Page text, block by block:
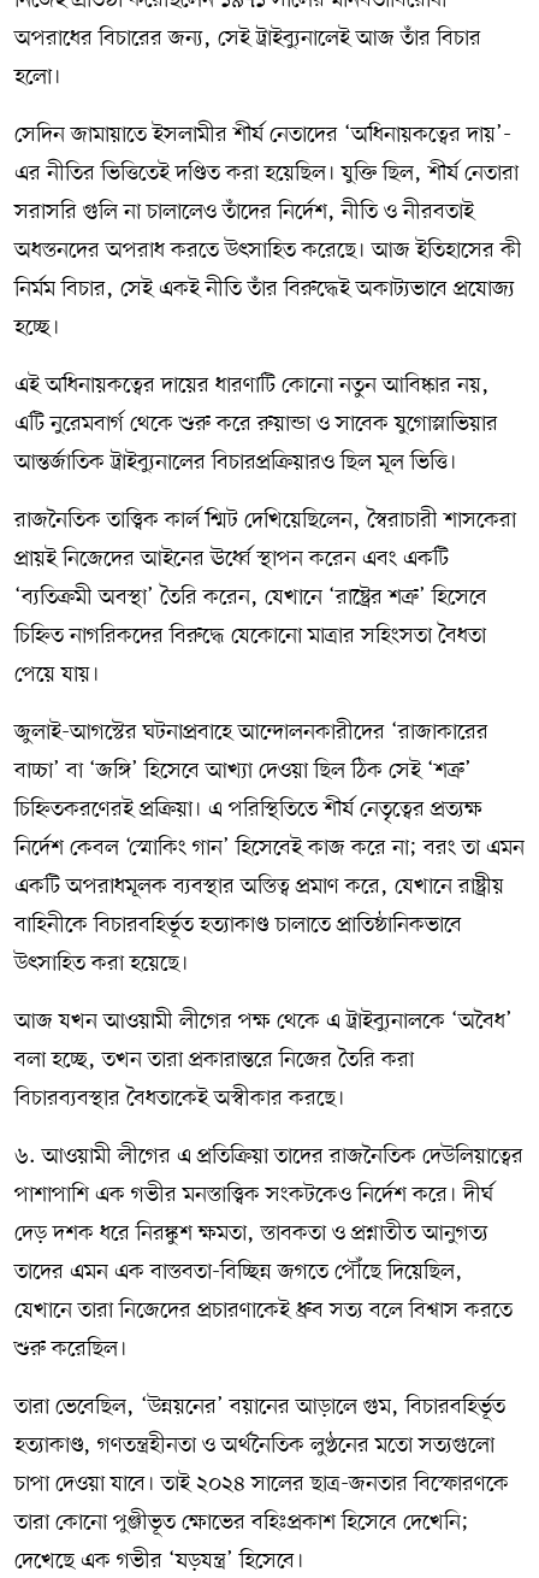
অপরাধের বিচারের জন্য, সেই ট্রাইব্যুনালেই আজ তাঁর বিচার
হলো।
সেদিন জামায়াতে ইসলামীর শীর্ষ নেতাদের ‘অধিনায়কত্বের দায়’-
এর নীতির ভিত্তিতেই দণ্ডিত করা হয়েছিল। যুক্তি ছিল, শীর্ষ নেতারা
সরাসরি গুলি না চালালেও তাঁদের নির্দেশ, নীতি ও নীরবতাই
অধস্তনদের অপরাধ করতে উৎসাহিত করেছে। আজ ইতিহাসের কী
নির্মম বিচার, সেই একই নীতি তাঁর বিরুদ্ধেই অকাট্যভাবে প্রযোজ্য
হচ্ছে।
এই অধিনায়কত্বের দায়ের ধারণাটি কোনো নতুন আবিষ্কার নয়,
এটি নুরেমবার্গ থেকে শুরু করে রুয়ান্ডা ও সাবেক যুগোস্লাভিয়ার
আন্তর্জাতিক ট্রাইব্যুনালের বিচারপ্রক্রিয়ারও ছিল মূল ভিত্তি।
রাজনৈতিক তাত্ত্বিক কার্ল শ্মিট দেখিয়েছিলেন, স্বৈরাচারী শাসকেরা
প্রায়ই নিজেদের আইনের ঊর্ধ্বে স্থাপন করেন এবং একটি
‘ব্যতিক্রমী অবস্থা’ তৈরি করেন, যেখানে ‘রাষ্ট্রের শত্রু’ হিসেবে
চিহ্নিত নাগরিকদের বিরুদ্ধে যেকোনো মাত্রার সহিংসতা বৈধতা
পেয়ে যায়।
জুলাই-আগস্টের ঘটনাপ্রবাহে আন্দোলনকারীদের ‘রাজাকারের
বাচ্চা’ বা ‘জঙ্গি’ হিসেবে আখ্যা দেওয়া ছিল ঠিক সেই ‘শত্রু’
চিহ্নিতকরণেরই প্রক্রিয়া। এ পরিস্থিতিতে শীর্ষ নেতৃত্বের প্রত্যক্ষ
নির্দেশ কেবল ‘স্মোকিং গান’ হিসেবেই কাজ করে না; বরং তা এমন
একটি অপরাধমূলক ব্যবস্থার অস্তিত্ব প্রমাণ করে, যেখানে রাষ্ট্রীয়
বাহিনীকে বিচারবহির্ভূত হত্যাকাণ্ড চালাতে প্রাতিষ্ঠানিকভাবে
উৎসাহিত করা হয়েছে।
আজ যখন আওয়ামী লীগের পক্ষ থেকে এ ট্রাইব্যুনালকে ‘অবৈধ’
বলা হচ্ছে, তখন তারা প্রকারান্তরে নিজের তৈরি করা
বিচারব্যবস্থার বৈধতাকেই অস্বীকার করছে।
৬. আওয়ামী লীগের এ প্রতিক্রিয়া তাদের রাজনৈতিক দেউলিয়াত্বের
পাশাপাশি এক গভীর মনস্তাত্ত্বিক সংকটকেও নির্দেশ করে। দীর্ঘ
দেড় দশক ধরে নিরঙ্কুশ ক্ষমতা, স্তাবকতা ও প্রশ্নাতীত আনুগত্য
তাদের এমন এক বাস্তবতা-বিচ্ছিন্ন জগতে পৌঁছে দিয়েছিল,
যেখানে তারা নিজেদের প্রচারণাকেই ধ্রুব সত্য বলে বিশ্বাস করতে
শুরু করেছিল।
তারা ভেবেছিল, ‘উন্নয়নের’ বয়ানের আড়ালে গুম, বিচারবহির্ভূত
হত্যাকাণ্ড, গণতন্ত্রহীনতা ও অর্থনৈতিক লুণ্ঠনের মতো সত্যগুলো
চাপা দেওয়া যাবে। তাই ২০২৪ সালের ছাত্র-জনতার বিস্ফোরণকে
তারা কোনো পুঞ্জীভূত ক্ষোভের বহিঃপ্রকাশ হিসেবে দেখেনি;
দেখেছে এক গভীর ‘ষড়যন্ত্র’ হিসেবে।